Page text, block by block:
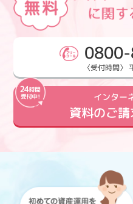
〈受付時間
インター
資料のご